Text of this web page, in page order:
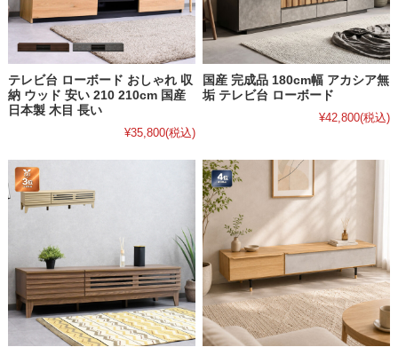
テレビ台 ローボード おしゃれ 収
納 ウッド 安い 210 210cm 国産
日本製 木目 長い
¥35,800(税込)
国産 完成品 180cm幅 アカシア無
垢 テレビ台 ローボード
¥42,800(税込)